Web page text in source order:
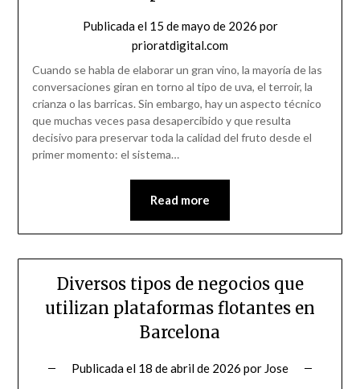
Publicada el 15 de mayo de 2026 por
prioratdigital.com
Cuando se habla de elaborar un gran vino, la mayoría de las
conversaciones giran en torno al tipo de uva, el terroir, la
crianza o las barricas. Sin embargo, hay un aspecto técnico
que muchas veces pasa desapercibido y que resulta
decisivo para preservar toda la calidad del fruto desde el
primer momento: el sistema…
Read more
Diversos tipos de negocios que
utilizan plataformas flotantes en
Barcelona
Publicada el 18 de abril de 2026 por Jose